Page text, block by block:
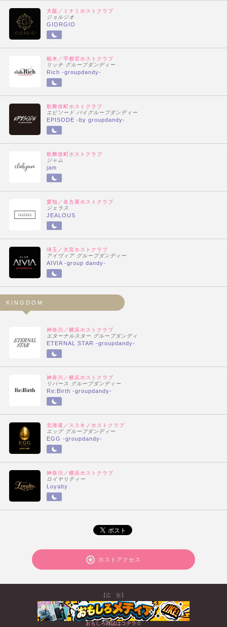
大阪／ミナミホストクラブ
ジョルジオ
GIORGIO
栃木／宇都宮ホストクラブ
リッチ グループダンディー
Rich -groupdandy-
歌舞伎町ホストクラブ
エピソード バイグループダンディー
EPISODE -by groupdandy-
歌舞伎町ホストクラブ
ジャム
jam
愛知／名古屋ホストクラブ
ジェラス
JEALOUS
埼玉／大宮ホストクラブ
アイヴィア グループダンディー
AIVIA -group dandy-
KINGDOM
神奈川／横浜ホストクラブ
エターナルスター グループダンディ
ETERNAL STAR -groupdandy-
神奈川／横浜ホストクラブ
リバース グループダンディー
Re:Birth -groupdandy-
北海道／ススキノホストクラブ
エッグ グループダンディー
EGG -groupdandy-
神奈川／横浜ホストクラブ
ロイヤリティー
Loyalty
ホストアクセス
【広 告】
おもしろ雑誌はコチラ☆